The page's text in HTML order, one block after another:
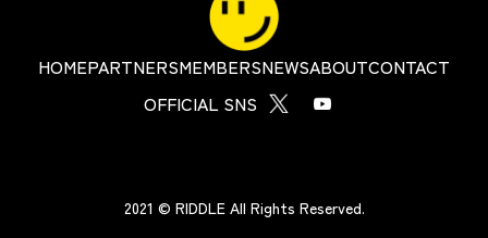
HOMEPARTNERSMEMBERSNEWSABOUTCONTACT
OFFICIAL SNS
2021 © RIDDLE All Rights Reserved.